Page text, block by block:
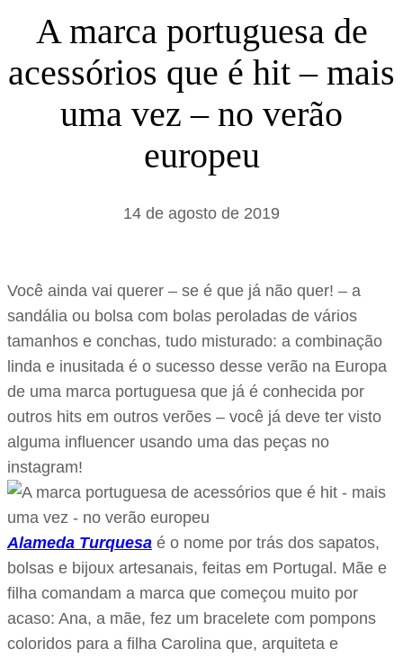
a
r
A marca portuguesa de
acessórios que é hit – mais
uma vez – no verão
europeu
14 de agosto de 2019
Você ainda vai querer – se é que já não quer! – a
sandália ou bolsa com bolas peroladas de vários
tamanhos e conchas, tudo misturado: a combinação
linda e inusitada é o sucesso desse verão na Europa
de uma marca portuguesa que já é conhecida por
outros hits em outros verões – você já deve ter visto
alguma influencer usando uma das peças no
instagram!
Alameda Turquesa é o nome por trás dos sapatos,
bolsas e bijoux artesanais, feitas em Portugal. Mãe e
filha comandam a marca que começou muito por
acaso: Ana, a mãe, fez um bracelete com pompons
coloridos para a filha Carolina que, arquiteta e